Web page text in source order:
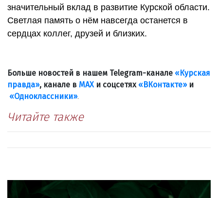
значительный вклад в развитие Курской области.
Светлая память о нём навсегда останется в
сердцах коллег, друзей и близких.
Больше новостей в нашем Telegram-канале «Курская
правда», канале в МАХи соцсетях «ВКонтакте»и
«Одноклассники».
Читайте также